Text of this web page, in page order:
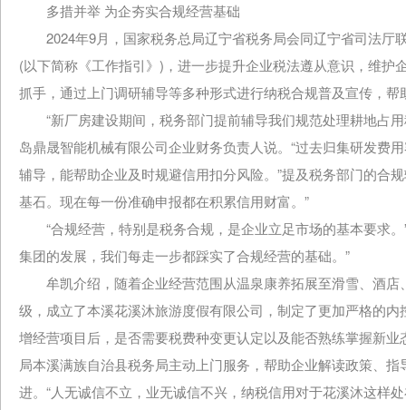
多措并举 为企夯实合规经营基础
2024年9月，国家税务总局辽宁省税务局会同辽宁省司法厅
(以下简称《工作指引》)，进一步提升企业税法遵从意识，维
抓手，通过上门调研辅导等多种形式进行纳税合规普及宣传，
“新厂房建设期间，税务部门提前辅导我们规范处理耕地占
岛鼎晟智能机械有限公司企业财务负责人说。“过去归集研发费
辅导，能帮助企业及时规避信用扣分风险。”提及税务部门的合
基石。现在每一份准确申报都在积累信用财富。”
“合规经营，特别是税务合规，是企业立足市场的基本要求。
集团的发展，我们每走一步都踩实了合规经营的基础。”
牟凯介绍，随着企业经营范围从温泉康养拓展至滑雪、酒店
级，成立了本溪花溪沐旅游度假有限公司，制定了更加严格的
增经营项目后，是否需要税费种变更认定以及能否熟练掌握新
局本溪满族自治县税务局主动上门服务，帮助企业解读政策、
进。“人无诚信不立，业无诚信不兴，纳税信用对于花溪沐这样